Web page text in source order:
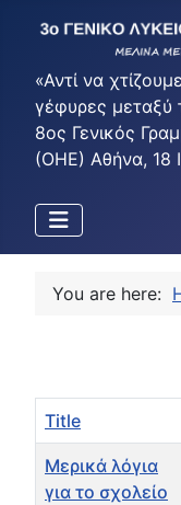
«Αντί να
γέφυρες
8ος Γενικός
(ΟΗΕ) Αθήνα, 18
You are here:
Title
Μερικά λόγια
για το σχολείο